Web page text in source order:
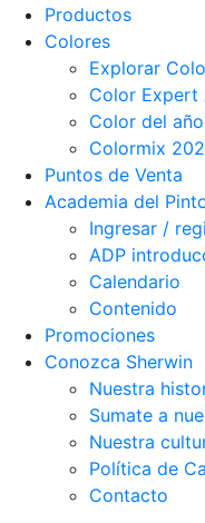
Productos
Colores
Explorar
Color Expert
Color del
Colormix
Puntos de Venta
Academia del
Ingresar /
ADP
Calendario
Contenido
Promociones
Conozca Sherwin
Nuestra
Sumate a
Nuestra
Política de
Contacto